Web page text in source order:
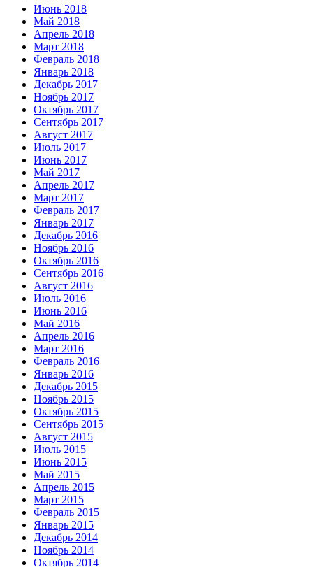
Июнь 2018
Май 2018
Апрель 2018
Март 2018
Февраль 2018
Январь 2018
Декабрь 2017
Ноябрь 2017
Октябрь 2017
Сентябрь 2017
Август 2017
Июль 2017
Июнь 2017
Май 2017
Апрель 2017
Март 2017
Февраль 2017
Январь 2017
Декабрь 2016
Ноябрь 2016
Октябрь 2016
Сентябрь 2016
Август 2016
Июль 2016
Июнь 2016
Май 2016
Апрель 2016
Март 2016
Февраль 2016
Январь 2016
Декабрь 2015
Ноябрь 2015
Октябрь 2015
Сентябрь 2015
Август 2015
Июль 2015
Июнь 2015
Май 2015
Апрель 2015
Март 2015
Февраль 2015
Январь 2015
Декабрь 2014
Ноябрь 2014
Октябрь 2014